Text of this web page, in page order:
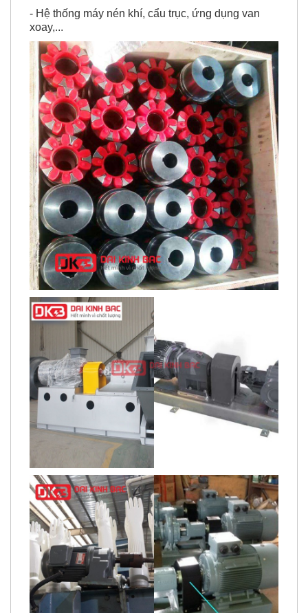
- Hệ thống máy nén khí, cẩu trục, ứng dụng van
xoay,...